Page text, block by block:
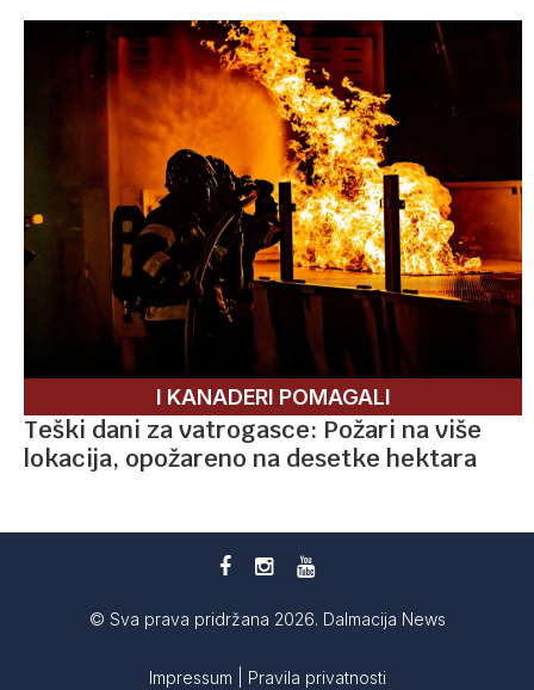
I KANADERI POMAGALI
Teški dani za vatrogasce: Požari na više
lokacija, opožareno na desetke hektara
© Sva prava pridržana 2026. Dalmacija News
Impressum Pravila privatnosti